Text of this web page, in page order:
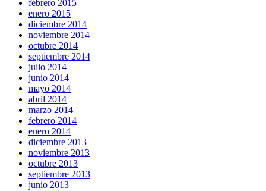
febrero 2015
enero 2015
diciembre 2014
noviembre 2014
octubre 2014
septiembre 2014
julio 2014
junio 2014
mayo 2014
abril 2014
marzo 2014
febrero 2014
enero 2014
diciembre 2013
noviembre 2013
octubre 2013
septiembre 2013
junio 2013